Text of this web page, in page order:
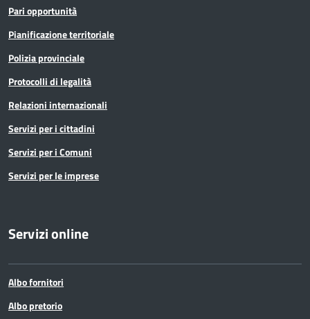
Pari opportunità
Pianificazione territoriale
Polizia provinciale
Protocolli di legalità
Relazioni internazionali
Servizi per i cittadini
Servizi per i Comuni
Servizi per le imprese
Servizi online
Albo fornitori
Albo pretorio